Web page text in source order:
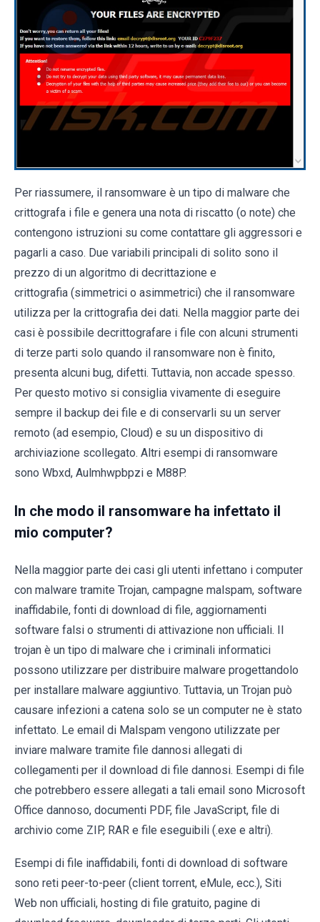
Per riassumere, il ransomware è un tipo di malware che
crittografa i file e genera una nota di riscatto (o note) che
contengono istruzioni su come contattare gli aggressori e
pagarli a caso. Due variabili principali di solito sono il
prezzo di un algoritmo di decrittazione e
crittografia (simmetrici o asimmetrici) che il ransomware
utilizza per la crittografia dei dati. Nella maggior parte dei
casi è possibile decrittografare i file con alcuni strumenti
di terze parti solo quando il ransomware non è finito,
presenta alcuni bug, difetti. Tuttavia, non accade spesso.
Per questo motivo si consiglia vivamente di eseguire
sempre il backup dei file e di conservarli su un server
remoto (ad esempio, Cloud) e su un dispositivo di
archiviazione scollegato. Altri esempi di ransomware
sono Wbxd, Aulmhwpbpzi e M88P.
In che modo il ransomware ha infettato il
mio computer?
Nella maggior parte dei casi gli utenti infettano i computer
con malware tramite Trojan, campagne malspam, software
inaffidabile, fonti di download di file, aggiornamenti
software falsi o strumenti di attivazione non ufficiali. Il
trojan è un tipo di malware che i criminali informatici
possono utilizzare per distribuire malware progettandolo
per installare malware aggiuntivo. Tuttavia, un Trojan può
causare infezioni a catena solo se un computer ne è stato
infettato. Le email di Malspam vengono utilizzate per
inviare malware tramite file dannosi allegati di
collegamenti per il download di file dannosi. Esempi di file
che potrebbero essere allegati a tali email sono Microsoft
Office dannoso, documenti PDF, file JavaScript, file di
archivio come ZIP, RAR e file eseguibili (.exe e altri).
Esempi di file inaffidabili, fonti di download di software
sono reti peer-to-peer (client torrent, eMule, ecc.), Siti
Web non ufficiali, hosting di file gratuito, pagine di